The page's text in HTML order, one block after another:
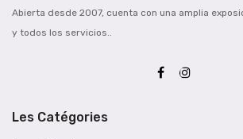
Abierta desde 2007, cuenta con una amplia
y todos los servicios..
Les Catégories